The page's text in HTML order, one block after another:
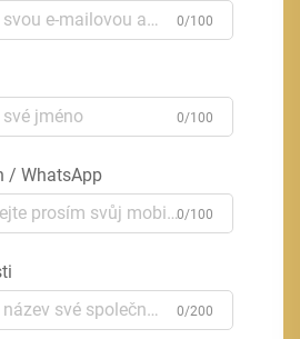
0/100
0/100
/ WhatsApp
0/100
0/200